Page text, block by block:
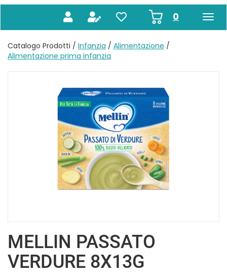
0prodotti
inseriti
Catalogo Prodotti / Infanzia / Alimentazione /
Alimentazione prima infanzia
MELLIN PASSATO
VERDURE 8X13G